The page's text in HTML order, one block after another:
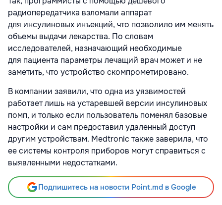
радиопередатчика взломали аппарат
для инсулиновых инъекций, что позволило им менять
объемы выдачи лекарства. По словам
исследователей, назначающий необходимые
для пациента параметры лечащий врач может и не
заметить, что устройство скомпрометировано.
В компании заявили, что одна из уязвимостей
работает лишь на устаревшей версии инсулиновых
помп, и только если пользователь поменял базовые
настройки и сам предоставил удаленный доступ
другим устройствам. Medtronic также заверила, что
ее системы контроля приборов могут справиться с
выявленными недостатками.
Подпишитесь на новости Point.md в Google